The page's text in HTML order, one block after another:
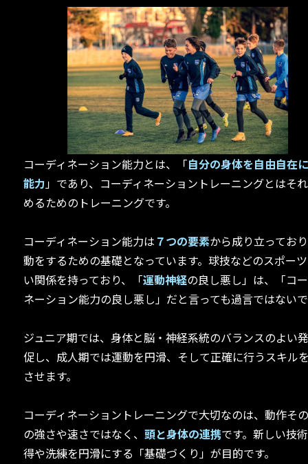
コーディネーション能力とは、「自分の身体を自由自在
能力」であり、コーディネーショントレーニングとはそ
めるためのトレーニングです。
コーディネーション能力は ７つの要素から成り立ってお
動をするための基礎となっています。球技などのスポー
い関係を持っており、「運動神経の良し悪し」は、「コ
ネーション能力の良し悪し」だと言っても過言ではない
ジュニア期では、身体と脳・神経系統のバランスのよい
促し、成人期では運動を円滑、そして正確に行うスキル
させます。
コーディネーショントレーニングで大切なのは、動作そ
の強さや速さではなく、頭と身体の連携です。新しい技
得や洗練を円滑にする「基礎づくり」が目的です。